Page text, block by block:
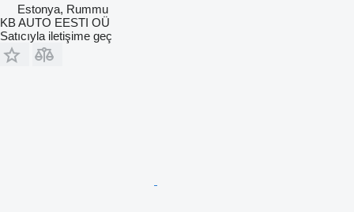
Estonya, Rummu
KB AUTO EESTI OÜ
Satıcıyla iletişime geç